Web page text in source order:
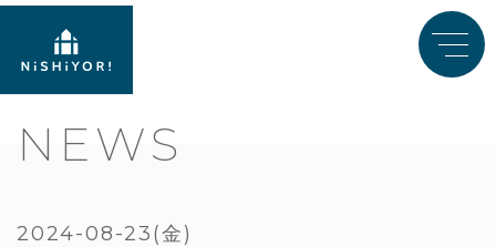
NEWS
2024-08-23(金)